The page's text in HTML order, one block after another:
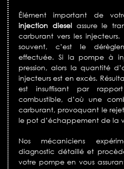
Élément important de
injection dieselassure le
carburant vers les
souvent, c’est le
effectuée. Si la pompe à
pression, alors la quantité
injecteurs est en excès.
est insuffisant par
combustible, d’où une
carburant, provoquant le
le pot d’échappement de la
Nos mécaniciens
diagnostic détaillé et
votre pompe en vous